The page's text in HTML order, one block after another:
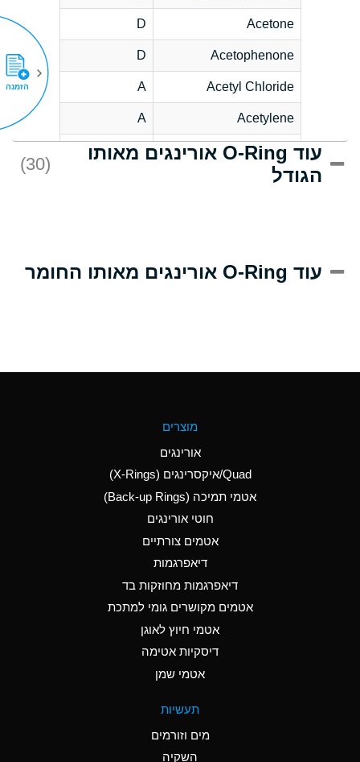
Acetone
D
Acetophenone
D
Acetyl Chloride
A
Acetylene
A
Acrlylonitrile
C
Adipic Acid
(Aqueous)
Aluminum Nitrate
(Aqueous)
Aluminum Phosphate
Ammonia Anhydrous
D
Ammonia Gas (cold)
D
Ammonia Gas (hot)
עוד O-Ring אורינגים מאותו
הגודל
(30)
עוד O-Ring אורינגים מאותו החומר
מוצרים
אורינגים
Quad/איקסרינגים (X-Rings)
אטמי תמיכה (Back-up Rings)
חוטי אורינגים
אטמים צורתיים
דיאפרגמות
דיאפרגמות מחוזקות בד
אטמים מקושרים גומי למתכת
אטמי חיוץ לאוגן
דיסקיות אטימה
אטמי שמן
תעשיות
מים וזורמים
השקיה
הזמנה